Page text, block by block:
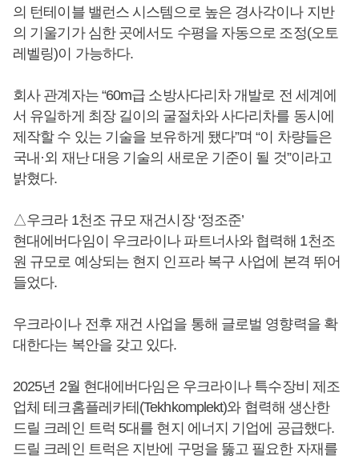
의 턴테이블 밸런스 시스템으로 높은 경사각이나 지반
의 기울기가 심한 곳에서도 수평을 자동으로 조정(오토
레벨링)이 가능하다.
회사 관계자는 “60m급 소방사다리차 개발로 전 세계에
서 유일하게 최장 길이의 굴절차와 사다리차를 동시에
제작할 수 있는 기술을 보유하게 됐다”며 “이 차량들은
국내·외 재난 대응 기술의 새로운 기준이 될 것”이라고
밝혔다.
△우크라 1천조 규모 재건시장 ‘정조준’
현대에버다임이 우크라이나 파트너사와 협력해 1천조
원 규모로 예상되는 현지 인프라 복구 사업에 본격 뛰어
들었다.
우크라이나 전후 재건 사업을 통해 글로벌 영향력을 확
대한다는 복안을 갖고 있다.
2025년 2월 현대에버다임은 우크라이나 특수장비 제조
업체 테크홈플레카테(Tekhkomplekt)와 협력해 생산한
드릴 크레인 트럭 5대를 현지 에너지 기업에 공급했다.
드릴 크레인 트럭은 지반에 구멍을 뚫고 필요한 자재를